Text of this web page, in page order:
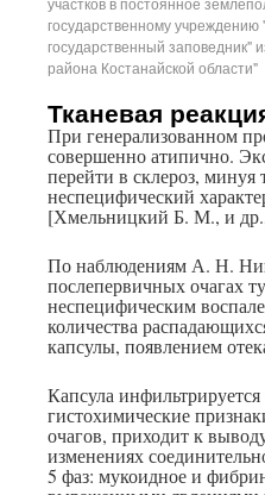
государственному учреждению
государственный заповедник"
района Костанайской области"
Тканевая
При генерализованном
совершенно атипично.
перейти в склероз,
неспецифический
[Хмельницкий Б. М., и
По наблюдениям А. Н.
послепервичных очагах
неспецифическим
количества
капсулы, появлением
Капсула
гистохимические
очагов, приходит к
изменениях
5 фаз: мукоидное и